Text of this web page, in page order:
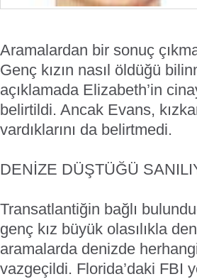
Aramalardan bir sonuç
Genç kızın nasıl öldüğü
açıklamada Elizabeth’in
belirtildi. Ancak Evans,
vardıklarını da belirtmedi.
DENİZE DÜŞTÜĞÜ
Transatlantiğin bağlı
genç kız büyük olasılıkla
aramalarda denizde
vazgeçildi. Florida’daki FBI